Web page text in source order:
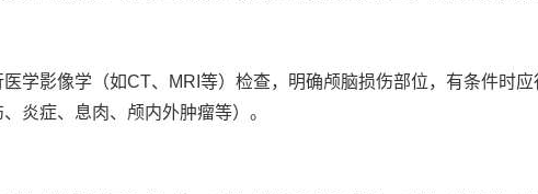
学影像学（如CT、MRI等）检查，明确颅脑损伤部位，有条件时
炎症、息肉、颅内外肿瘤等）。